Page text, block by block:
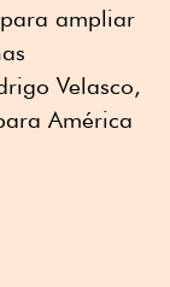
ampliar
Velasco,
América